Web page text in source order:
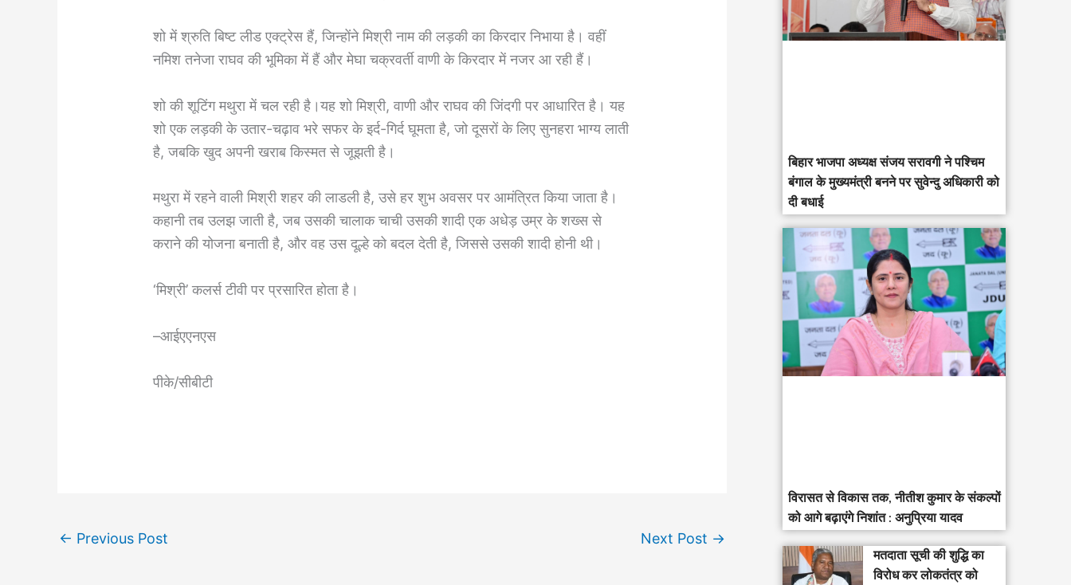
शो में श्रुति बिष्ट लीड एक्ट्रेस हैं, जिन्होंने मिश्री नाम की लड़की का किरदार निभाया है। वहीं
नमिश तनेजा राघव की भूमिका में हैं और मेघा चक्रवर्ती वाणी के किरदार में नजर आ रही हैं।
शो की शूटिंग मथुरा में चल रही है।यह शो मिश्री, वाणी और राघव की जिंदगी पर आधारित है। यह
शो एक लड़की के उतार-चढ़ाव भरे सफर के इर्द-गिर्द घूमता है, जो दूसरों के लिए सुनहरा भाग्य लाती
है, जबकि खुद अपनी खराब किस्मत से जूझती है।
मथुरा में रहने वाली मिश्री शहर की लाडली है, उसे हर शुभ अवसर पर आमंत्रित किया जाता है।
कहानी तब उलझ जाती है, जब उसकी चालाक चाची उसकी शादी एक अधेड़ उम्र के शख्स से
कराने की योजना बनाती है, और वह उस दूल्हे को बदल देती है, जिससे उसकी शादी होनी थी।
‘मिश्री’ कलर्स टीवी पर प्रसारित होता है।
–आईएएनएस
पीके/सीबीटी
← Previous Post Next Post →
‎बिहार भाजपा अध्यक्ष संजय सरावगी ने पश्चिम
बंगाल के मुख्यमंत्री बनने पर सुवेन्दु अधिकारी को
दी बधाई
विरासत से विकास तक, नीतीश कुमार के संकल्पों
को आगे बढ़ाएंगे निशांत : अनुप्रिया यादव
मतदाता सूची की शुद्धि का
विरोध कर लोकतंत्र को